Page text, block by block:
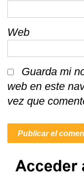
Web
Guarda mi
web en este
vez que